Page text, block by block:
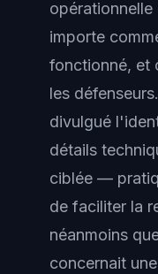
importe
fonctionné, et
les
divulgué
détails
ciblée —
de faciliter la
néanmoins
concernait